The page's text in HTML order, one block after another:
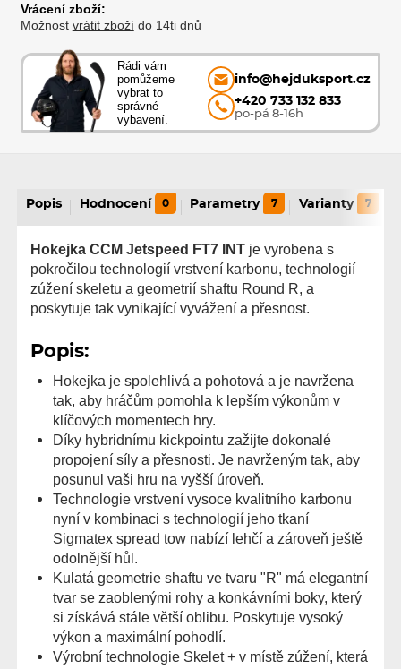
Vrácení zboží:
Možnost vrátit zbožído 14ti dnů
Rádi vám
pomůžeme
vybrat to
správné
vybavení.
info@hejduksport.cz
+420 733 132 833
po-pá 8-16h
Popis Hodnocení 0 Parametry 7 Varianty 7
Hokejka CCM Jetspeed FT7 INT je vyrobena s
pokročilou technologií vrstvení karbonu, technologií
zúžení skeletu a geometrií shaftu Round R, a
poskytuje tak vynikající vyvážení a přesnost.
Popis:
Hokejka je spolehlivá a pohotová a je navržena
tak, aby hráčům pomohla k lepším výkonům v
klíčových momentech hry.
Díky hybridnímu kickpointu zažijte dokonalé
propojení síly a přesnosti. Je navrženým tak, aby
posunul vaši hru na vyšší úroveň.
Technologie vrstvení vysoce kvalitního karbonu
nyní v kombinaci s technologií jeho tkaní
Sigmatex spread tow nabízí lehčí a zároveň ještě
odolnější hůl.
Kulatá geometrie shaftu ve tvaru "R" má elegantní
tvar se zaoblenými rohy a konkávními boky, který
si získává stále větší oblibu. Poskytuje vysoký
výkon a maximální pohodlí.
Výrobní technologie Skelet + v místě zúžení, která